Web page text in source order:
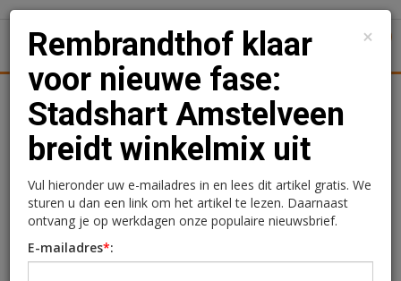
Uitgelicht Woningmarkt
Rembrandthof klaar voor
nieuwe fase: Stadshart
Amstelveen breidt
winkelmix uit
×
Rembrandthof klaar
voor nieuwe fase:
Stadshart Amstelveen
breidt winkelmix uit
Vul hieronder uw e-mailadres in en lees dit artikel gratis. We
sturen u dan een link om het artikel te lezen. Daarnaast
ontvang je op werkdagen onze populaire nieuwsbrief.
E-mailadres*: